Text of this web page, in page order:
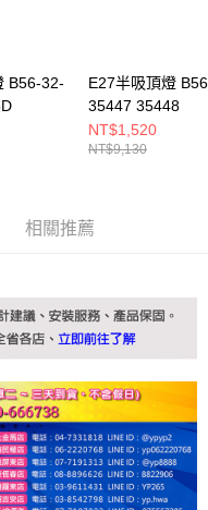
之情形，本公司將視審查結果
冊。若發現惡意使用之情形，
用額度並採取法律行動。
B56-32-
E27半吸頂燈
35447 35448
NT$1,520
NT$9,130
相關推薦